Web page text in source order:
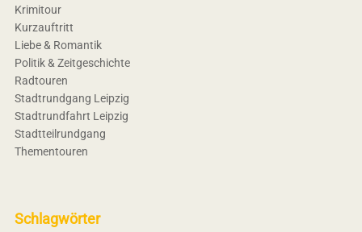
Krimitour
Kurzauftritt
Liebe & Romantik
Politik & Zeitgeschichte
Radtouren
Stadtrundgang Leipzig
Stadtrundfahrt Leipzig
Stadtteilrundgang
Thementouren
Schlagwörter